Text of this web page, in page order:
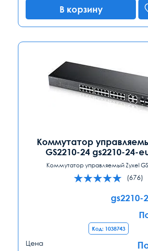
В корзину
Коммутатор
GS2210-24 gs2210-24-
Коммутатор управляемый Zyxel
(676)
gs2210-
Код: 1038743
Цена